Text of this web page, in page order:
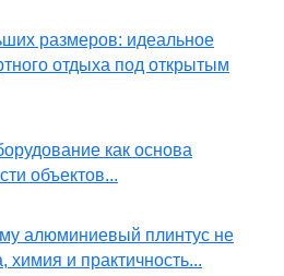
размеров: идеальное
отдыха под открытым
как основа
объектов...
алюминиевый плинтус не
химия и практичность...